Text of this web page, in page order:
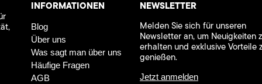
INFORMATIONEN
Blog
Über uns
Was sagt man über uns
Häufige Fragen
AGB
NEWSLETTER
Melden Sie sich für unseren
Newsletter an, um Neuigkeiten
erhalten und exklusive Vorteile
genießen.
Jetzt anmelden